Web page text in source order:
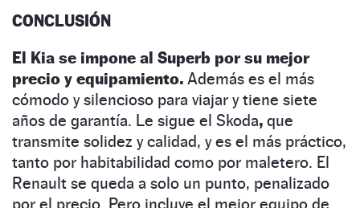
CONCLUSIÓN
El Kia se impone al Superb por su mejor
precio y equipamiento. Además es el más
cómodo y silencioso para viajar y tiene siete
años de garantía. Le sigue el Skoda, que
transmite solidez y calidad, y es el más práctico,
tanto por habitabilidad como por maletero. El
Renault se queda a solo un punto, penalizado
por el precio. Pero incluye el mejor equipo de